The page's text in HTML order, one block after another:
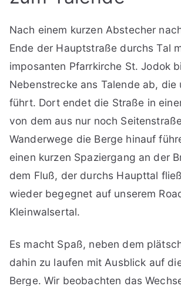
Nach einem kurzen Abstecher
Ende der Hauptstraße durchs Tal
imposanten Pfarrkirche St. Jodok
Nebenstrecke ans Talende ab, die
führt. Dort endet die Straße in
von dem aus nur noch
Wanderwege die Berge hinauf
einen kurzen Spaziergang an der
dem Fluß, der durchs Haupttal
wieder begegnet auf unserem
Kleinwalsertal.
Es macht Spaß, neben dem
dahin zu laufen mit Ausblick auf
Berge. Wir beobachten das